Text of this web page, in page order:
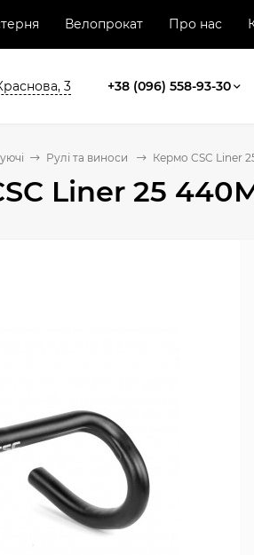
Велопрокат Про нас
3 +38 (096) 558-93-30
Рулі та виноси Кермо CSC Liner
Liner 25